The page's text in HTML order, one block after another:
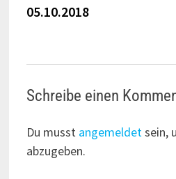
05.10.2018
Schreibe einen
Du musst angemeldetsein,
abzugeben.